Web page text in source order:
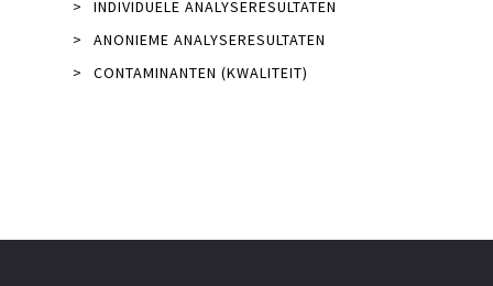
>
INDIVIDUELE ANALYSERESULTATEN
>
ANONIEME ANALYSERESULTATEN
>
CONTAMINANTEN (KWALITEIT)